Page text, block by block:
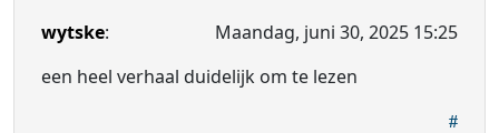
wytske:
Maandag, juni 30, 2025 15:25
een heel verhaal duidelijk om te lezen